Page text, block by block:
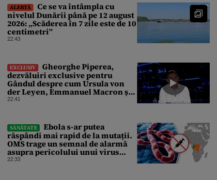
ALERTĂ
Ce se va întâmpla cu
nivelul Dunării până pe 12 august
2026: „Scăderea în 7 zile este de 10
centimetri”
22:43
EXCLUSIV
Gheorghe Piperea,
dezvăluiri exclusive pentru
Gândul despre cum Ursula von
der Leyen, Emmanuel Macron și
Zelenski plănuiesc pe Signal să îl
22:41
SĂNĂTATE
Ebola s-ar putea
răspândi mai rapid de la mutații.
OMS trage un semnal de alarmă
asupra pericolului unui virus
pentru care nu există vaccin
22:33